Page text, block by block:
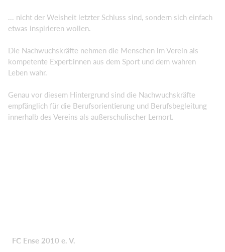
... nicht der Weisheit letzter Schluss sind, sondern sich einfach
etwas inspirieren wollen.
Die Nachwuchskräfte nehmen die Menschen im Verein als
kompetente Expert:innen aus dem Sport und dem wahren
Leben wahr.
Genau vor diesem Hintergrund sind die Nachwuchskräfte
empfänglich für die Berufsorientierung und Berufsbegleitung
innerhalb des Vereins als außerschulischer Lernort.
FC Ense 2010 e. V.